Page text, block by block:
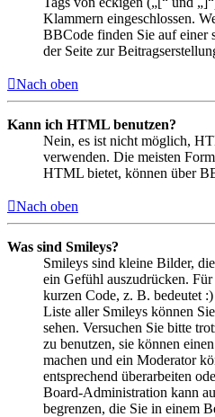
Klammern eingeschlossen.
BBCode finden Sie auf einer
der Seite zur
Nach oben
Kann ich HTML benutzen?
Nein, es ist nicht möglich,
verwenden. Die meisten
HTML bietet, können über
Nach oben
Was sind Smileys?
Smileys sind kleine Bilder,
ein Gefühl auszudrücken.
kurzen Code, z. B. bedeutet
Liste aller Smileys können
sehen. Versuchen Sie bitte
zu benutzen, sie können
machen und ein Moderator
entsprechend überarbeiten
Board-Administration kann
begrenzen, die Sie in einem